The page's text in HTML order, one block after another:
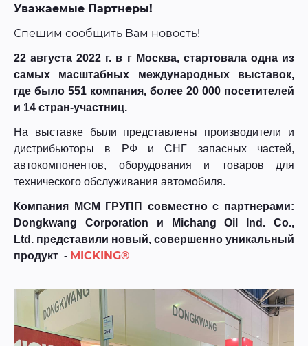
Уважаемые Партнеры!
Спешим сообщить Вам новость!
22 августа 2022 г. в г Москва, стартовала одна из
самых масштабных международных выставок,
где было 551 компания, более 20 000 посетителей
и 14 стран-участниц.
На выставке были представлены производители и
дистрибьюторы в РФ и СНГ запасных частей,
автокомпонентов, оборудования и товаров для
технического обслуживания автомобиля.
Компания МСМ ГРУПП совместно с партнерами:
Dongkwang Corporation и Michang Oil Ind. Co.,
Ltd. представили новый, совершенно уникальный
продукт - MICKING®